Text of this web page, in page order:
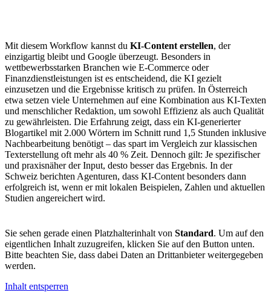
Mit diesem Workflow kannst du KI-Content erstellen, der
einzigartig bleibt und Google überzeugt. Besonders in
wettbewerbsstarken Branchen wie E-Commerce oder
Finanzdienstleistungen ist es entscheidend, die KI gezielt
einzusetzen und die Ergebnisse kritisch zu prüfen. In Österreich
etwa setzen viele Unternehmen auf eine Kombination aus KI-Texten
und menschlicher Redaktion, um sowohl Effizienz als auch Qualität
zu gewährleisten. Die Erfahrung zeigt, dass ein KI-generierter
Blogartikel mit 2.000 Wörtern im Schnitt rund 1,5 Stunden inklusive
Nachbearbeitung benötigt – das spart im Vergleich zur klassischen
Texterstellung oft mehr als 40 % Zeit. Dennoch gilt: Je spezifischer
und praxisnäher der Input, desto besser das Ergebnis. In der
Schweiz berichten Agenturen, dass KI-Content besonders dann
erfolgreich ist, wenn er mit lokalen Beispielen, Zahlen und aktuellen
Studien angereichert wird.
Sie sehen gerade einen Platzhalterinhalt von Standard. Um auf den
eigentlichen Inhalt zuzugreifen, klicken Sie auf den Button unten.
Bitte beachten Sie, dass dabei Daten an Drittanbieter weitergegeben
werden.
Inhalt entsperren